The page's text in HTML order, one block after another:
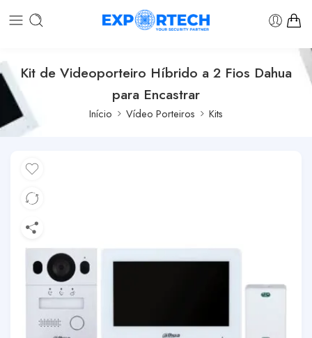
Kit de Videoporteiro Híbrido a 2 Fios Dahua
para Encastrar
Início Vídeo Porteiros Kits